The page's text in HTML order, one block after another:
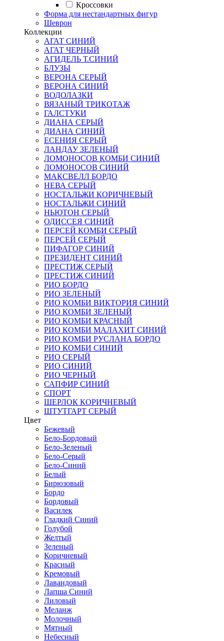
Кроссовки
Форма для нестандартных фигур
Шеврон
Коллекции
АГАТ СИНИЙ
АГАТ ЧЕРНЫЙ
АГИДЕЛЬ Т.СИНИЙ
БЛУЗЫ
ВЕРОНА СЕРЫЙ
ВЕРОНА СИНИЙ
ВОДОЛАЗКИ
ВЯЗАНЫЙ ТРИКОТАЖ
ГАЛСТУКИ
ДИАНА СЕРЫЙ
ДИАНА СИНИЙ
ЕСЕНИЯ СЕРЫЙ
ЛАНДАУ ЗЕЛЕНЫЙ
ЛОМОНОСОВ КОМБИ СИНИЙ
ЛОМОНОСОВ СИНИЙ
МАКСВЕЛЛ БОРДО
НЕВА СЕРЫЙ
НОСТАЛЬЖИ КОРИЧНЕВЫЙ
НОСТАЛЬЖИ СИНИЙ
НЬЮТОН СЕРЫЙ
ОДИССЕЯ СИНИЙ
ПЕРСЕЙ КОМБИ СЕРЫЙ
ПЕРСЕЙ СЕРЫЙ
ПИФАГОР СИНИЙ
ПРЕЗИДЕНТ СИНИЙ
ПРЕСТИЖ СЕРЫЙ
ПРЕСТИЖ СИНИЙ
РИО БОРДО
РИО ЗЕЛЕНЫЙ
РИО КОМБИ ВИКТОРИЯ СИНИЙ
РИО КОМБИ ЗЕЛЕНЫЙ
РИО КОМБИ КРАСНЫЙ
РИО КОМБИ МАЛАХИТ СИНИЙ
РИО КОМБИ РУСЛАНА БОРДО
РИО КОМБИ СИНИЙ
РИО СЕРЫЙ
РИО СИНИЙ
РИО ЧЕРНЫЙ
САПФИР СИНИЙ
СПОРТ
ШЕРЛОК КОРИЧНЕВЫЙ
ШТУТГАРТ СЕРЫЙ
Цвет
Бежевый
Бело-Бордовый
Бело-Зеленый
Бело-Серый
Бело-Синий
Белый
Бирюзовый
Бордо
Бордовый
Василек
Гладкий Синий
Голубой
Желтый
Зеленый
Коричневый
Красный
Кремовый
Лавандовый
Лапша Синий
Лиловый
Меланж
Молочный
Мятный
Небесный